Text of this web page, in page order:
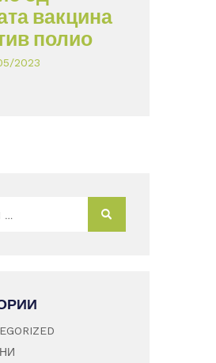
вакцина
полио
2023